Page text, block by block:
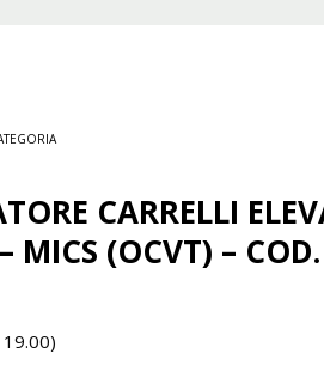
CARRELLI
MICS (OCVT) –